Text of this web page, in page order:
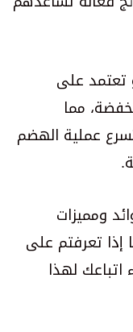
تعتمد على
مما
عملية الهضم
ومميزات
إذا تعرفتم على
اتباعك لهذا